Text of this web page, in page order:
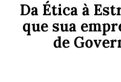
Da Ética à
que sua
de